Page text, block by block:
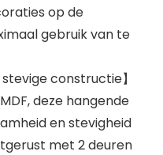
op de
gebruik van te
constructie】
deze hangende
en stevigheid
met 2 deuren